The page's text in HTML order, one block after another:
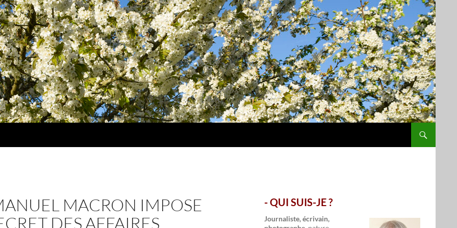
MACRON IMPOSE
DES AFFAIRES
- QUI SUIS-JE ?
Journaliste, écrivain,